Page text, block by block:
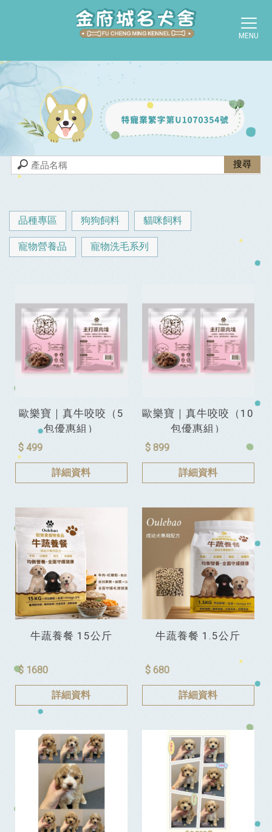
品種專區 狗狗飼料 貓咪飼料
寵物營養品 寵物洗毛系列
歐樂寶｜真牛咬咬（5
包優惠組）
$ 499
詳細資料
歐樂寶｜真牛咬咬（10
包優惠組）
$ 899
詳細資料
牛蔬養餐 15公斤
$ 1680
詳細資料
牛蔬養餐 1.5公斤
$ 680
詳細資料